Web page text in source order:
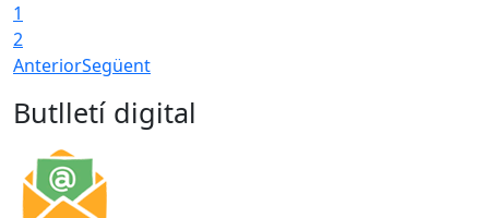
1
2
AnteriorSegüent
Butlletí digital